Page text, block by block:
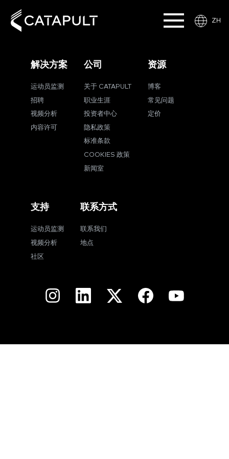
ZH
解决方案
运动员监测
招聘
视频分析
内容许可
公司
关于 CATAPULT
职业生涯
投资者中心
隐私政策
标准条款
COOKIES 政策
新闻室
资源
博客
常见问题
定价
支持
运动员监测
视频分析
社区
联系方式
联系我们
地点